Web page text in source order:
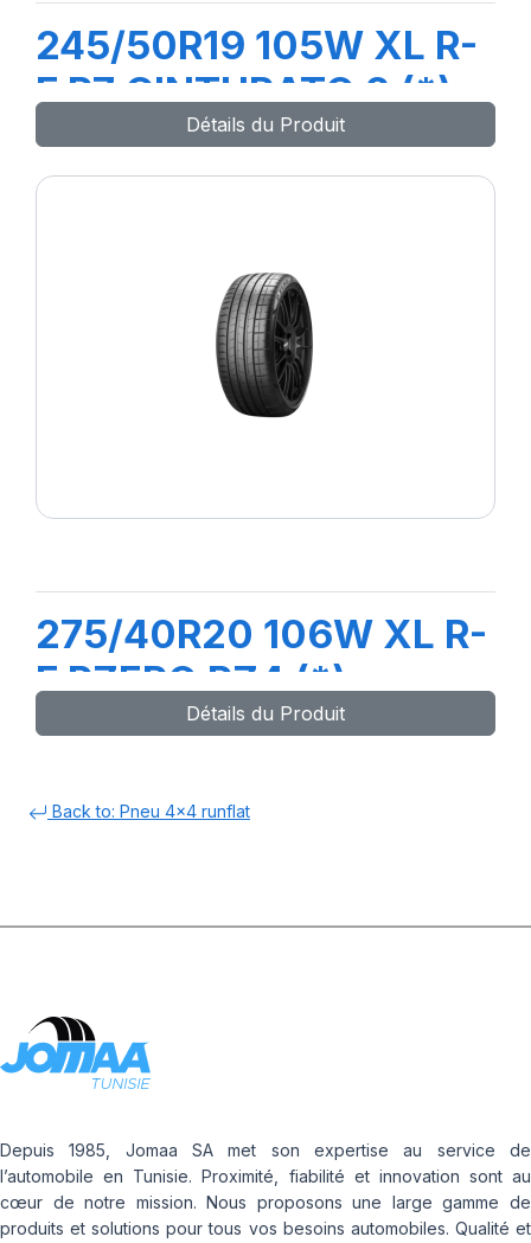
245/50R19 105W XL R-
F P7 CINTURATO 2 (*)
Détails du Produit
275/40R20 106W XL R-
F PZERO PZ4 (*)
Détails du Produit
Back to: Pneu 4x4 runflat
Depuis 1985, Jomaa SA met son expertise au service de
l’automobile en Tunisie. Proximité, fiabilité et innovation sont au
cœur de notre mission. Nous proposons une large gamme de
produits et solutions pour tous vos besoins automobiles. Qualité et